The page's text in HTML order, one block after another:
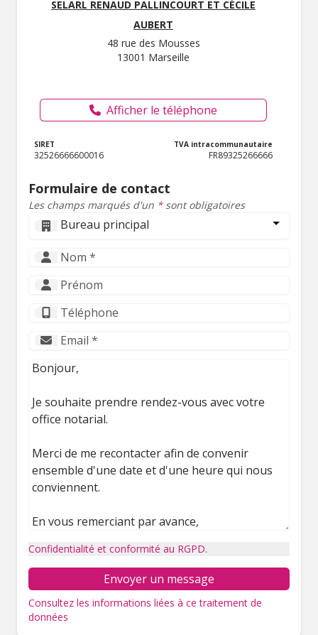
SELARL RENAUD PALLINCOURT ET CÉCILE
AUBERT
48 rue des Mousses
13001 Marseille
Afficher le téléphone
SIRET
32526666600016
TVA intracommunautaire
FR89325266666
Formulaire de contact
Les champs marqués d'un *sont obligatoires
Bureau principal
Confidentialité et conformité au RGPD.
Envoyer un message
Consultez les informations liées à ce traitement de
données